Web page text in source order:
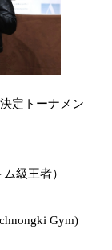
定トーナメン
級王者）
Gym)